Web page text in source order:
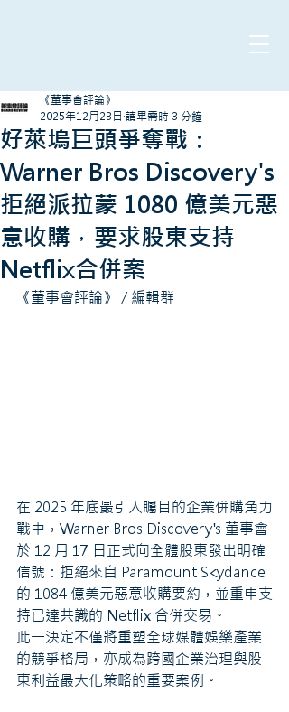
好萊塢巨頭爭奪戰：
Warner Bros Discovery's
拒絕派拉蒙 1080 億美元惡
意收購，要求股東支持
Netflix合併案
《董事會評論》
2025年12月23日 讀畢需時 3 分鐘
《董事會評論》 / 編輯群
在 2025 年底最引人矚目的企業併購角力
戰中，Warner Bros Discovery's 董事會
於 12 月 17 日正式向全體股東發出明確
信號：拒絕來自 Paramount Skydance
的 1084 億美元惡意收購要約，並重申支
持已達共識的 Netflix 合併交易。
此一決定不僅將重塑全球媒體娛樂產業
的競爭格局，亦成為跨國企業治理與股
東利益最大化策略的重要案例。